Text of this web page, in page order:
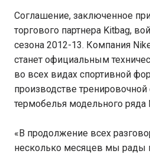
Соглашение, заключенное
торгового партнера Kitbag,
сезона 2012-13. Компания
станет официальным
во всех видах спортивной
производстве
термобелья модельного ряда
«В продолжение всех
несколько месяцев мы рады